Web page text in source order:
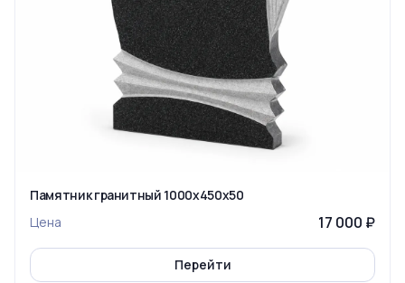
Памятник гранитный 1000x450x50
Цена
17 000 ₽
Перейти